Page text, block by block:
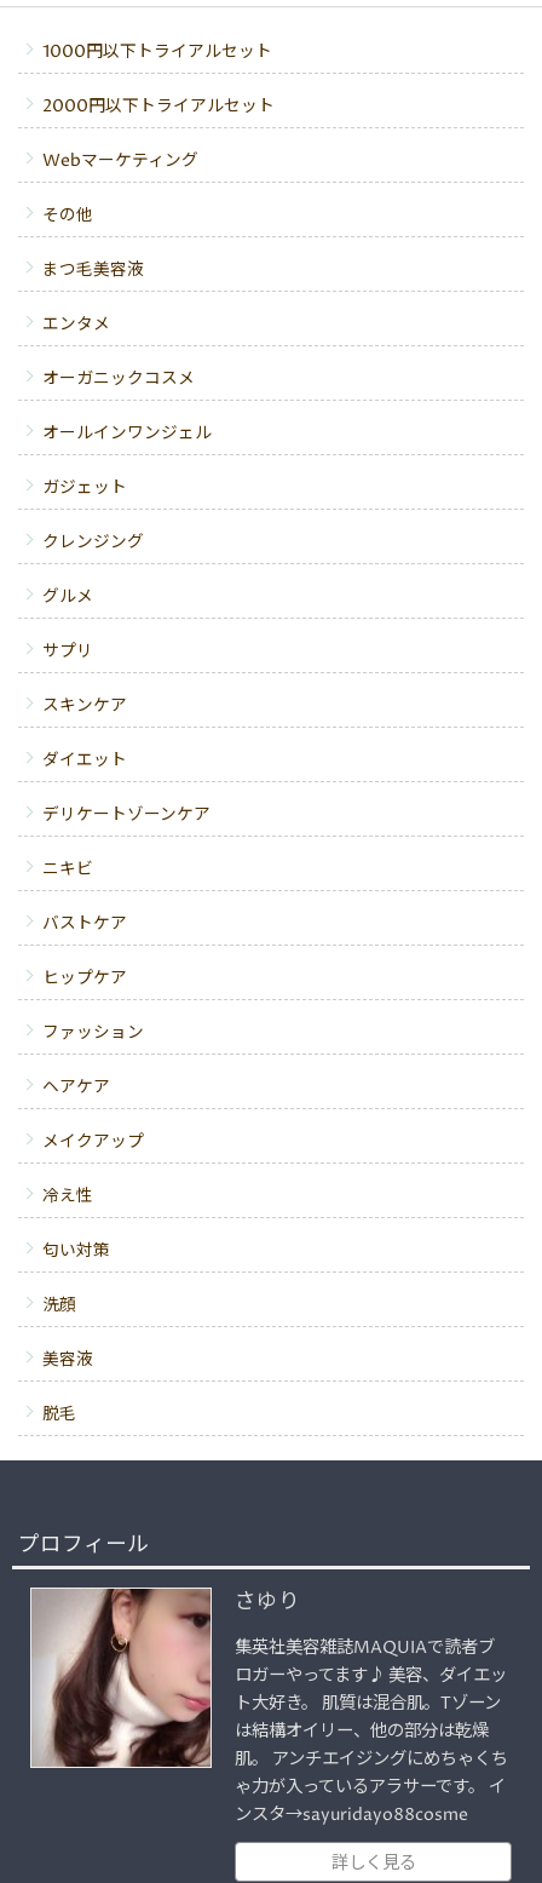
1000円以下トライアルセット
2000円以下トライアルセット
Webマーケティング
その他
まつ毛美容液
エンタメ
オーガニックコスメ
オールインワンジェル
ガジェット
クレンジング
グルメ
サプリ
スキンケア
ダイエット
デリケートゾーンケア
ニキビ
バストケア
ヒップケア
ファッション
ヘアケア
メイクアップ
冷え性
匂い対策
洗顔
美容液
脱毛
プロフィール
さゆり
集英社美容雑誌MAQUIAで読者ブ
ロガーやってます♪ 美容、ダイエッ
ト大好き。 肌質は混合肌。Tゾーン
は結構オイリー、他の部分は乾燥
肌。 アンチエイジングにめちゃくち
ゃ力が入っているアラサーです。 イ
ンスタ→sayuridayo88cosme
詳しく見る